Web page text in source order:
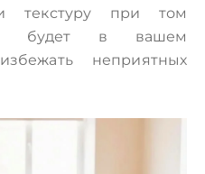
текстуру при том
будет в вашем
неприятных